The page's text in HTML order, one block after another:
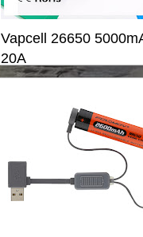
Vapcell 26650
20A